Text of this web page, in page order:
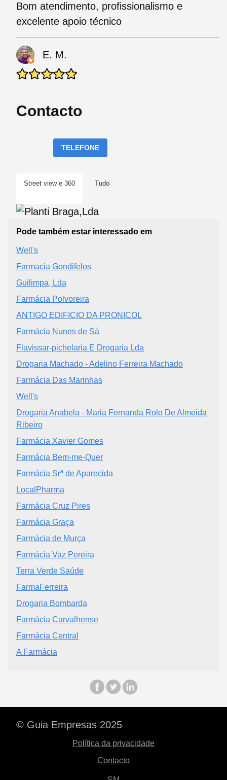
Bom atendimento, profissionalismo e
excelente apoio técnico
E. M.
Contacto
TELEFONE
Street view e 360 Tudo
Pode também estar interessado em
Well's
Farmacia Gondifelos
Guilimpa, Lda
Farmácia Polvoreira
ANTIGO EDIFICIO DA PRONICOL
Farmácia Nunes de Sá
Flavissar-pichelaria E Drogaria Lda
Drogaria Machado - Adelino Ferreira Machado
Farmácia Das Marinhas
Well's
Drogaria Anabela - Maria Fernanda Rolo De Almeida
Ribeiro
Farmácia Xavier Gomes
Farmácia Bem-me-Quer
Farmácia Srª de Aparecida
LocalPharma
Farmácia Cruz Pires
Farmácia Graça
Farmácia de Murça
Farmácia Vaz Pereira
Terra Verde Saúde
FarmaFerreira
Drogaria Bombarda
Farmácia Carvalhense
Farmácia Central
A Farmácia
© Guia Empresas 2025
Política da privacidade
Contacto